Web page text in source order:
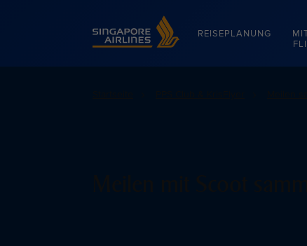
Singapore Airlines Home
REISEPLANUNG